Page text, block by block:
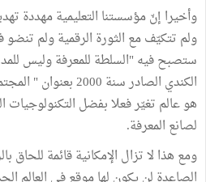
وأخيرا إنّ مؤسستنا التعليمية مهددة
ولم تتكيّف مع الثورة الرقمية ولم تنضو
ستصبح فيه "السلطة للمعرفة وليس
الكندي الصادر سنة
هو عالم تغيّر فعلا بفضل
لصانع المعرفة.
ومع هذا لا تزال الإمكانية قائمة للحاق